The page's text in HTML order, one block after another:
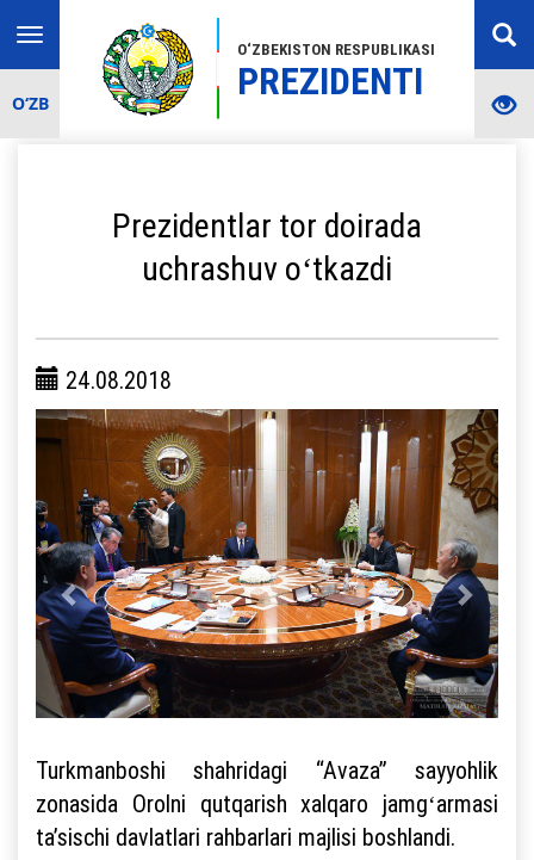
O‘ZBEKISTON RESPUBLIKASI
PREZIDENTI
Toggle
navigation
O‘ZB
Prezidentlar tor doirada
uchrashuv oʻtkazdi
24.08.2018
Turkmanboshi shahridagi “Avaza” sayyohlik
zonasida Orolni qutqarish xalqaro jamgʻarmasi
taʼsischi davlatlari rahbarlari majlisi boshlandi.